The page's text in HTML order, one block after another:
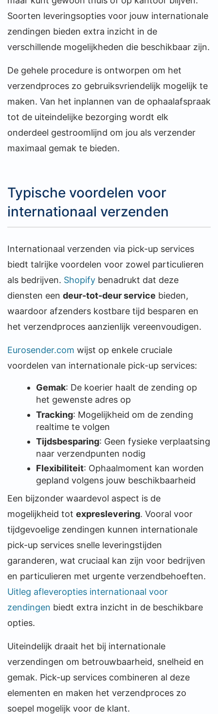
Soorten leveringsopties voor jouw internationale
zendingen bieden extra inzicht in de
verschillende mogelijkheden die beschikbaar zijn.
De gehele procedure is ontworpen om het
verzendproces zo gebruiksvriendelijk mogelijk te
maken. Van het inplannen van de ophaalafspraak
tot de uiteindelijke bezorging wordt elk
onderdeel gestroomlijnd om jou als verzender
maximaal gemak te bieden.
Typische voordelen voor
internationaal verzenden
Internationaal verzenden via pick-up services
biedt talrijke voordelen voor zowel particulieren
als bedrijven. Shopify benadrukt dat deze
diensten een deur-tot-deur service bieden,
waardoor afzenders kostbare tijd besparen en
het verzendproces aanzienlijk vereenvoudigen.
Eurosender.com wijst op enkele cruciale
voordelen van internationale pick-up services:
Gemak: De koerier haalt de zending op
het gewenste adres op
Tracking: Mogelijkheid om de zending
realtime te volgen
Tijdsbesparing: Geen fysieke verplaatsing
naar verzendpunten nodig
Flexibiliteit: Ophaalmoment kan worden
gepland volgens jouw beschikbaarheid
Een bijzonder waardevol aspect is de
mogelijkheid tot expreslevering. Vooral voor
tijdgevoelige zendingen kunnen internationale
pick-up services snelle leveringstijden
garanderen, wat cruciaal kan zijn voor bedrijven
en particulieren met urgente verzendbehoeften.
Uitleg afleveropties internationaal voor
zendingen biedt extra inzicht in de beschikbare
opties.
Uiteindelijk draait het bij internationale
verzendingen om betrouwbaarheid, snelheid en
gemak. Pick-up services combineren al deze
elementen en maken het verzendproces zo
soepel mogelijk voor de klant.